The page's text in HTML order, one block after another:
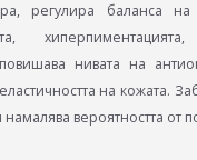
регулира баланса
нивата на
на кожата.
вероятността от